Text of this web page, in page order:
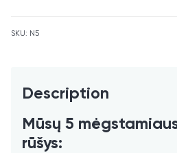
waitlist
SKU: N5
Description
Mūsų 5
rūšys: